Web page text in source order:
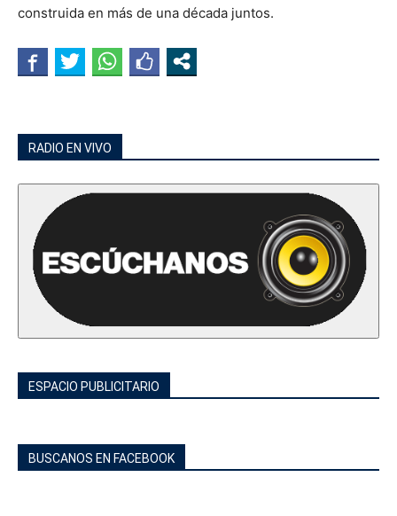
construida en más de una década juntos.
RADIO EN VIVO
ESPACIO PUBLICITARIO
BUSCANOS EN FACEBOOK